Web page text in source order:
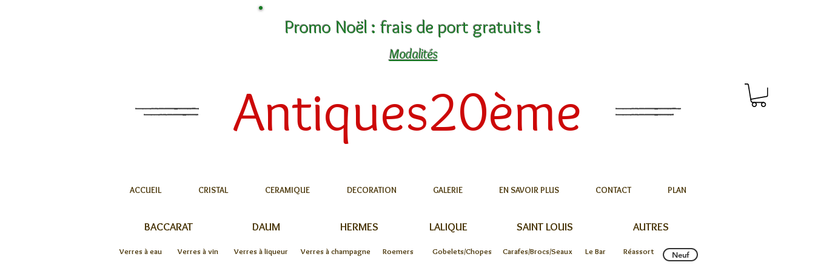
Promo Noël : frais de port gratuits !
Modalités
Antiques20ème
ACCUEIL CRISTAL CERAMIQUE DECORATION GALERIE EN SAVOIR PLUS CONTACT PLAN
BACCARAT DAUM HERMES LALIQUE SAINT LOUIS AUTRES
Verres à eau Verres à vin Verres à liqueur Verres à champagne Roemers Gobelets/Chopes Carafes/Brocs/Seaux Le Bar Réassort Neuf